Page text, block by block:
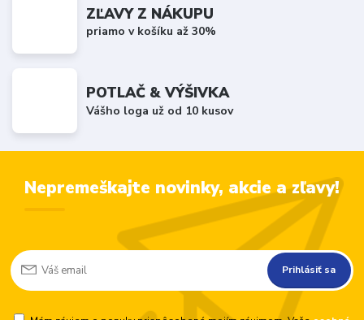
ZĽAVY Z NÁKUPU
priamo v košíku až 30%
POTLAČ & VÝŠIVKA
Vášho loga už od 10 kusov
Nepremeškajte novinky, akcie a zľavy!
Prihlásiť sa